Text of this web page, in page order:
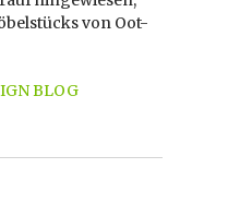
von Oot-
BLOG